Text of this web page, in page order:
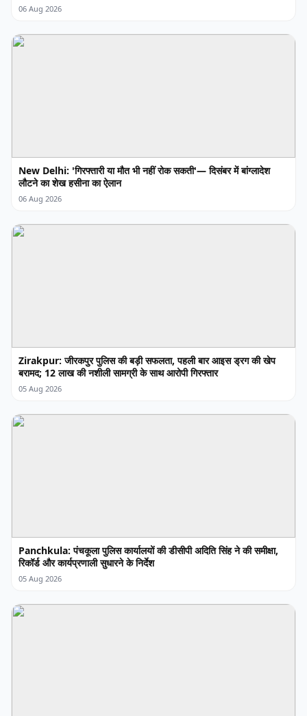
06 Aug 2026
New Delhi: 'गिरफ्तारी या मौत भी नहीं रोक सकती'— दिसंबर में बांग्लादेश
लौटने का शेख हसीना का ऐलान
06 Aug 2026
Zirakpur: जीरकपुर पुलिस की बड़ी सफलता, पहली बार आइस ड्रग की खेप
बरामद; 12 लाख की नशीली सामग्री के साथ आरोपी गिरफ्तार
05 Aug 2026
Panchkula: पंचकूला पुलिस कार्यालयों की डीसीपी अदिति सिंह ने की समीक्षा,
रिकॉर्ड और कार्यप्रणाली सुधारने के निर्देश
05 Aug 2026